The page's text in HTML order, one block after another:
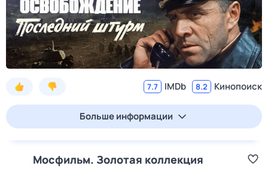
7.7 IMDb 8.2 Кинопоиск
Больше информации
Мосфильм. Золотая коллекция